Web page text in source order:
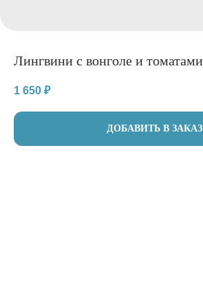
Лингвини с вонголе и томатами
1 650 ₽
ДОБАВИТЬ В ЗАКАЗ